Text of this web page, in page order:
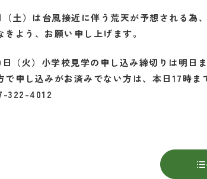
土）は台風接近に伴う荒天が予想される為
きよう、お願い申し上げます。
（火）小学校見学の申し込み締切りは明日
で申し込みがお済みでない方は、本日17時ま
322-4012